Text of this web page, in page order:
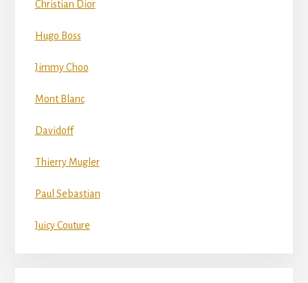
Christian Dior
Hugo Boss
Jimmy Choo
Mont Blanc
Davidoff
Thierry Mugler
Paul Sebastian
Juicy Couture